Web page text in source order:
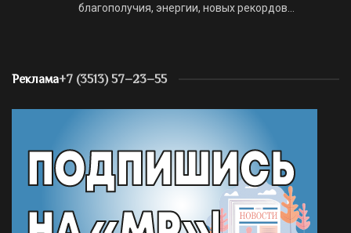
благополучия, энергии, новых рекордов…
Реклама+7 (3513) 57–23–55